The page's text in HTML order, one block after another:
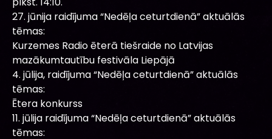
27. jūnija raidījuma “Nedēļa ceturtdienā” aktuālās
tēmas:
Kurzemes Radio ēterā tiešraide no Latvijas
mazākumtautību festivāla Liepājā
4. jūlija, raidījuma “Nedēļa ceturtdienā” aktuālās
tēmas:
Ētera konkurss
11. jūlija raidījuma “Nedēļa ceturtdienā” aktuālās
tēmas: